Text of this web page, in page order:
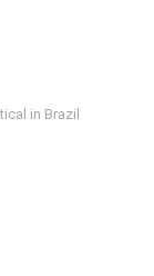
in Brazil